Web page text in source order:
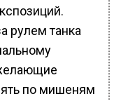
рулем танка
по мишеням